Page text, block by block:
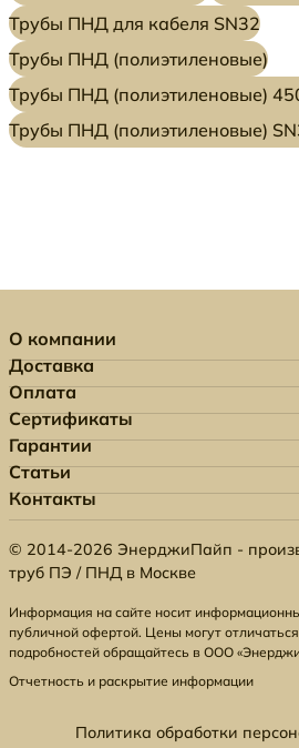
Трубы ПНД для кабеля SN32
Трубы ПНД (полиэтиленовые)
Трубы ПНД (полиэтиленовые)
Трубы ПНД (полиэтиленовые)
О компании
Доставка
Оплата
Сертификаты
Гарантии
Статьи
Контакты
© 2014-2026 ЭнерджиПайп -
труб ПЭ / ПНД в Москве
Информация на сайте носит
публичной офертой. Цены могут
подробностей обращайтесь в ООО
Отчетность и раскрытие информации
Политика обработки